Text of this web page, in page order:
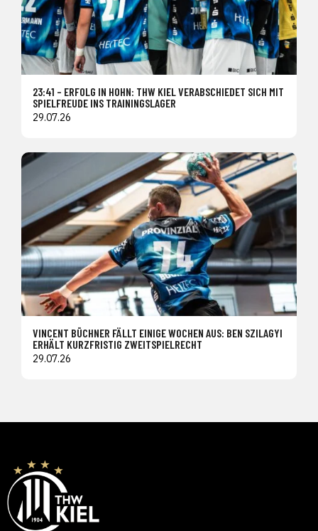
23:41 – ERFOLG IN HOHN: THW KIEL VERABSCHIEDET SICH MIT
SPIELFREUDE INS TRAININGSLAGER
29.07.26
VINCENT BÜCHNER FÄLLT EINIGE WOCHEN AUS: BEN SZILAGYI
ERHÄLT KURZFRISTIG ZWEITSPIELRECHT
29.07.26